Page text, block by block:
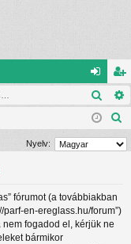
el
ép
eg
is
ztr
r
Nyelv:
fórumot (a továbbiakban
parf-en-ereglass.hu/forum”)
fogadod el, kérjük ne
bármikor